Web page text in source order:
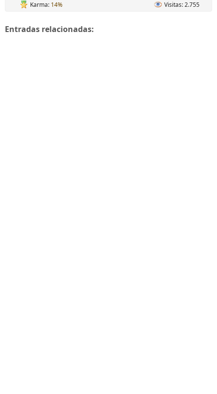
Karma: 14% Visitas: 2.755
Entradas relacionadas: